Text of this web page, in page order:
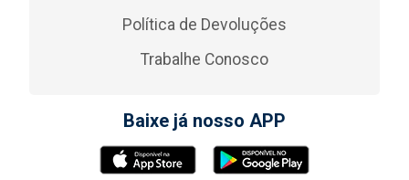
Política de Devoluções
Trabalhe Conosco
Baixe já nosso APP